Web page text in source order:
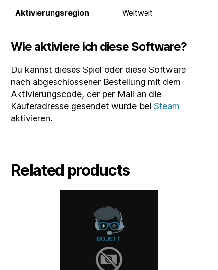
Aktivierungsregion Weltweit
Wie aktiviere ich diese Software?
Du kannst dieses Spiel oder diese Software
nach abgeschlossener Bestellung mit dem
Aktivierungscode, der per Mail an die
Käuferadresse gesendet wurde beiSteam
aktivieren.
Related products